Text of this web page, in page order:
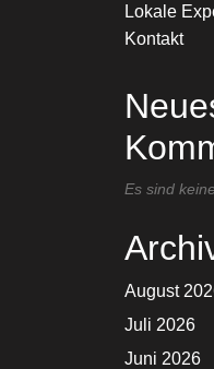
Lokale
Kontakt
Es sind
August
Juli 2026
Juni 2026